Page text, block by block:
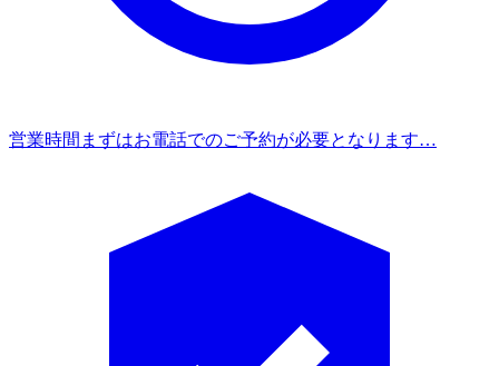
営業時間 まずはお電話でのご予約が必要となります…